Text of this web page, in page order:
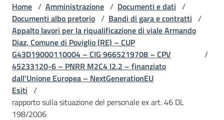
Amministrazione
Menu selezionato
Novità
Servizi
Vivere
Home / Amministrazione / Documenti e dati /
Documenti albo pretorio / Bandi di gara e contratti /
Appalto lavori per la riqualificazione di viale Armando
Diaz, Comune di Poviglio (RE) – CUP
G43D19000110004 – CIG 9665219708 – CPV
45233120-6 – PNRR M2C4 I2.2 – finanziato
dall'Unione Europea – NextGenerationEU
/
Esiti /
rapporto sulla situazione del personale ex art. 46 DL
198/2006